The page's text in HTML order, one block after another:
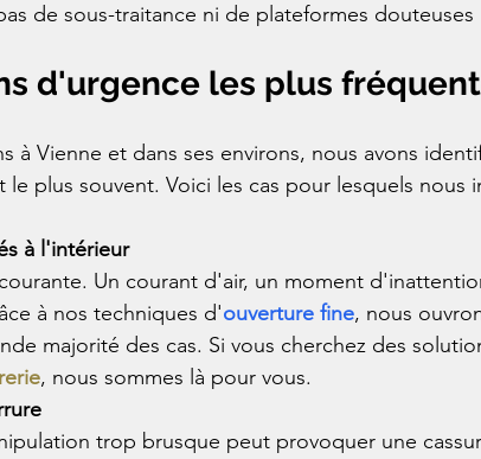
de sous-traitance ni de plateformes douteuses
d'urgence les plus
à Vienne et dans ses environs, nous avons
plus souvent. Voici les cas pour lesquels nous
à l'intérieur
Un courant d'air, un moment
à nos techniques d'ouverture fine, nous
majorité des cas. Si vous cherchez des
, nous sommes là pour vous.
trop brusque peut provoquer une